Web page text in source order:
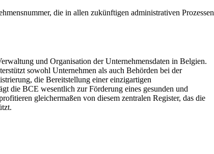
die in allen zukünftigen administrativen Prozessen
und Organisation der Unternehmensdaten in Belgien.
sowohl Unternehmen als auch Behörden bei der
die Bereitstellung einer einzigartigen
die BCE wesentlich zur Förderung eines gesunden und
gleichermaßen von diesem zentralen Register, das die